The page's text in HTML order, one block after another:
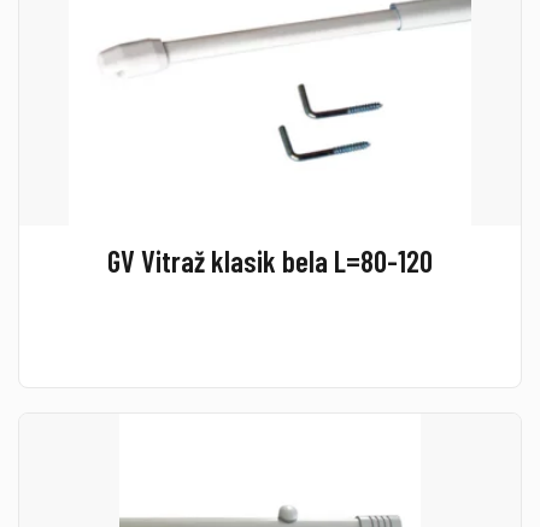
GV Vitraž klasik bela L=80-120